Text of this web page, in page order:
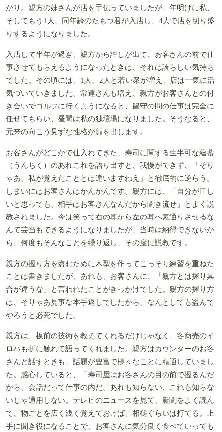
かり。親方の妹さんが店を手伝っていましたが、年明けに私、
そしてもう1人、同年齢のたもつ君が入店し、4人で店を切り盛
りするようになりました。
入店して半年が過ぎ、親方から許しが出て、お客さんの前で仕
事させてもらえるようになったときは、それは誇らしい気持ち
でした。その頃には、1人、2人と若い衆が増え、店は一気に活
気づいていきました。常連さんも増え、親方がお客さんとの付
き合いでゴルフに行くようになると、留守の間の仕事は完全に
任せてもらい、昼間は私の独壇場になりました。そうなると、
元来の向こう見ずな性格が顔を出します。
お客さんがどこかで仕入れてきた、寿司に関する生半可な蘊蓄
（うんちく）のあれこれを語り出すと、我慢ができず、「そり
ゃあ、私が覚えたこととは違いますねえ」と徹底的に逆らう。
しまいにはお客さんはかんかんです。親方には、「自分が正し
いと思っても、相手はお客さんなんだから聞き流せ」とよく説
教されました。今は笑って右の耳から左の耳へ素通りさせるな
んて芸当もできるようになりましたが、当時は納得できないか
ら、何度もそんなことを繰り返し、その度に説教です。
親方の握り方を盗むために木型を作ってこっそり練習を重ねた
ことは書きましたが、あれも、お客さんに、「親方とは握り具
合が違うな」と言われたことがきっかけでした。親方の握り方
は、そりゃあ見事な本手返しでしたから、なんとしても盗んで
やろうと必死でした。
親方は、板前の技術を教えてくれるだけじゃなく、客商売のイ
ロハも折に触れて語ってくれました。親方はカウンターのお客
さんと話すときも、話題が豊富で様々なことに精通していまし
た。感心していると、「寿司屋はお客さんの目の前で握るんだ
から、会話だって仕事の内だ。あれも知らない、これも知らな
いじゃ通用しない。テレビのニュースを見て、新聞をよく読ん
で、物ごとを広く浅く覚えておけば、相槌ぐらいは打てる。上
手に聞き役になることで、お客さんに気分良く食べていっても